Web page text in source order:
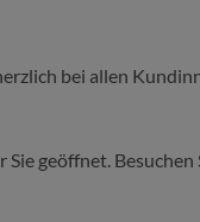
bei allen
geöffnet.